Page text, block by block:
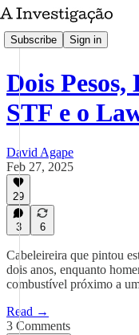
Subscribe Sign in
Dois
STF e o
David Agape
Feb 27, 2025
29
3 6
Cabeleireira que pintou
dois anos, enquanto
combustível próximo a
Read →
3 Comments